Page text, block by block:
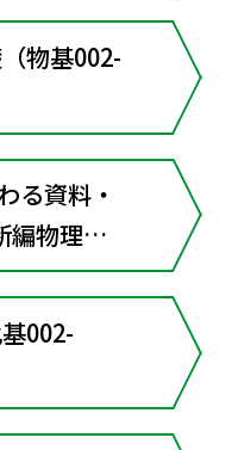
物基002-
る資料・
編物理基
002-